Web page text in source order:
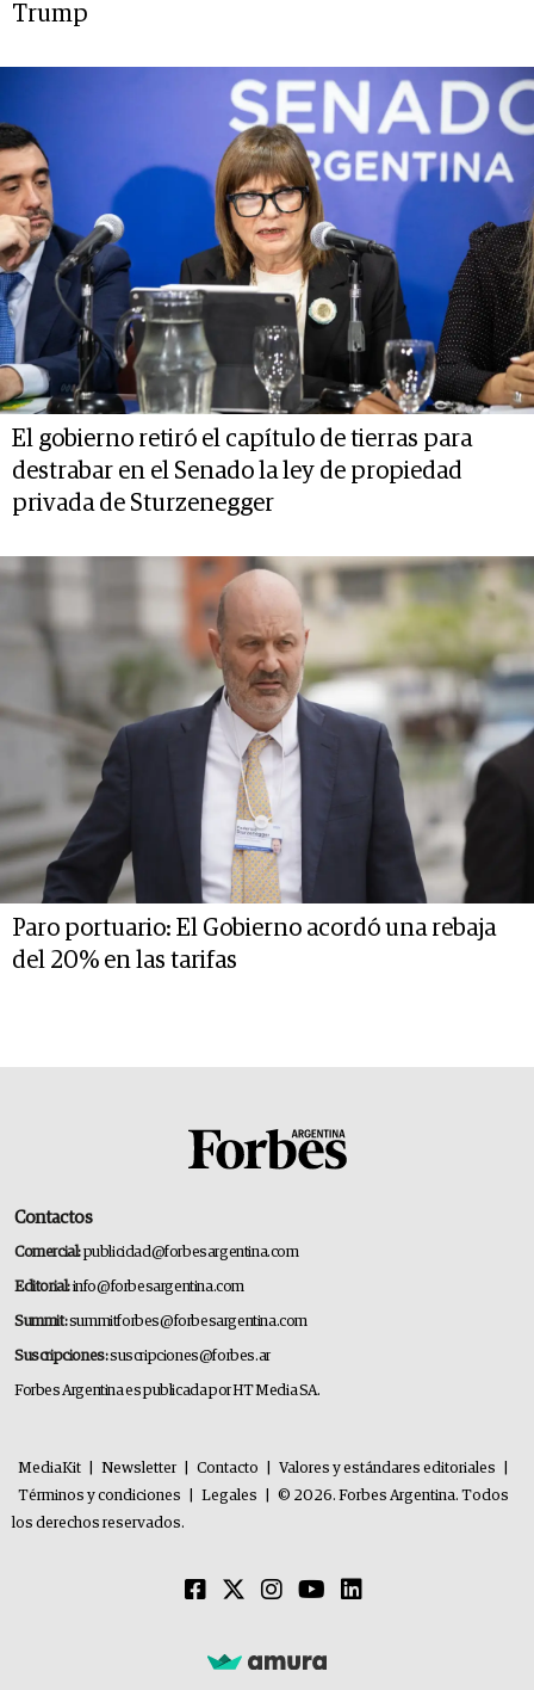
Trump
El gobierno retiró el capítulo de tierras para
destrabar en el Senado la ley de propiedad
privada de Sturzenegger
Paro portuario: El Gobierno acordó una rebaja
del 20% en las tarifas
Contactos
Comercial:publicidad@forbesargentina.com
Editorial:info@forbesargentina.com
Summit:summitforbes@forbesargentina.com
Suscripciones:suscripciones@forbes.ar
Forbes Argentina es publicada por HT Media SA.
MediaKit Newsletter Contacto Valores y estándares editoriales
Términos y condiciones
Legales
© 2026. Forbes Argentina. Todos
los derechos reservados.